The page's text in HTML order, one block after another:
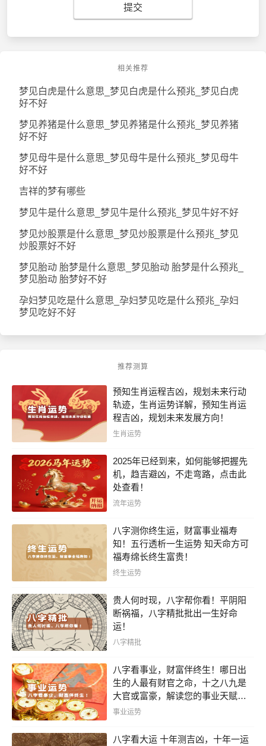
提交
相关推荐
梦见白虎是什么意思_梦见白虎是什么预兆_梦见白虎
好不好
梦见养猪是什么意思_梦见养猪是什么预兆_梦见养猪
好不好
梦见母牛是什么意思_梦见母牛是什么预兆_梦见母牛
好不好
吉祥的梦有哪些
梦见牛是什么意思_梦见牛是什么预兆_梦见牛好不好
梦见炒股票是什么意思_梦见炒股票是什么预兆_梦见
炒股票好不好
梦见胎动 胎梦是什么意思_梦见胎动 胎梦是什么预兆_
梦见胎动 胎梦好不好
孕妇梦见吃是什么意思_孕妇梦见吃是什么预兆_孕妇
梦见吃好不好
推荐测算
预知生肖运程吉凶，规划未来行动
轨迹，生肖运势详解，预知生肖运
程吉凶，规划未来发展方向！
生肖运势
2025年已经到来，如何能够把握先
机，趋吉避凶，不走弯路，点击此
处查看！
流年运势
八字测你终生运，财富事业福寿
知！五行透析一生运势 知天命方可
福寿绵长终生富贵！
终生运势
贵人何时现，八字帮你看！平阴阳
断祸福，八字精批批出一生好命
运！
八字精批
八字看事业，财富伴终生！哪日出
生的人最有财官之命，十之八九是
大官或富豪，解读您的事业天赋，
扭转当下不利困局！！
事业运势
八字看大运 十年测吉凶，十年一运